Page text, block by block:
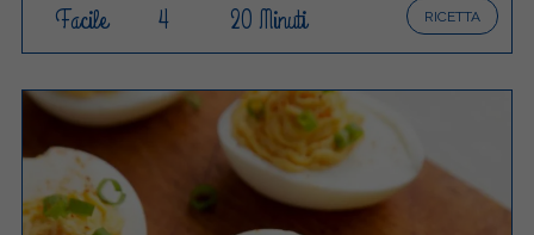
RICETTA
Facile 4 20 Minuti